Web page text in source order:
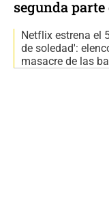
segunda parte
Netflix estrena el
de soledad':
masacre de las